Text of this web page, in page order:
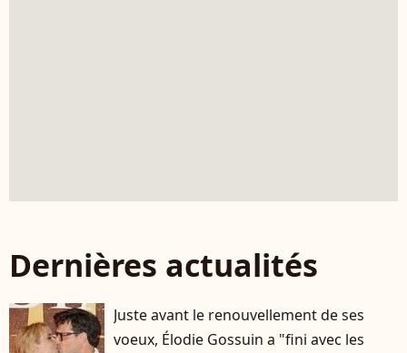
Dernières actualités
Juste avant le renouvellement de ses
voeux, Élodie Gossuin a "fini avec les